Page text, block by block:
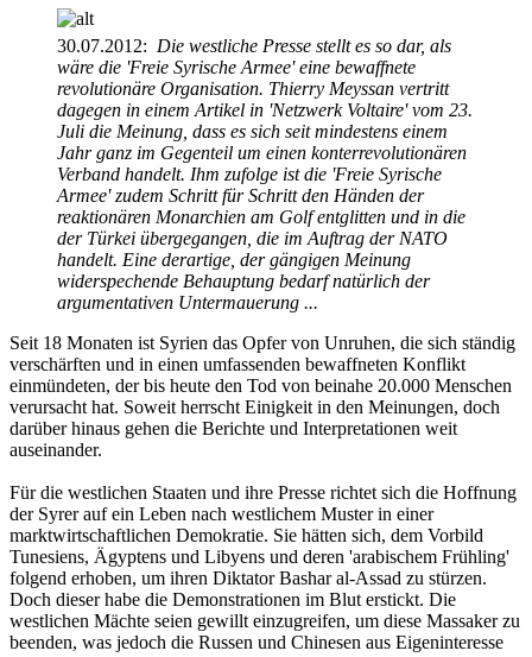
30.07.2012: Die westliche Presse stellt es so dar, als
wäre die 'Freie Syrische Armee' eine bewaffnete
revolutionäre Organisation. Thierry Meyssan vertritt
dagegen in einem Artikel in 'Netzwerk Voltaire' vom 23.
Juli die Meinung, dass es sich seit mindestens einem
Jahr ganz im Gegenteil um einen konterrevolutionären
Verband handelt. Ihm zufolge ist die 'Freie Syrische
Armee' zudem Schritt für Schritt den Händen der
reaktionären Monarchien am Golf entglitten und in die
der Türkei übergegangen, die im Auftrag der NATO
handelt. Eine derartige, der gängigen Meinung
widerspechende Behauptung bedarf natürlich der
argumentativen Untermauerung ...
Seit 18 Monaten ist Syrien das Opfer von Unruhen, die sich ständig
verschärften und in einen umfassenden bewaffneten Konflikt
einmündeten, der bis heute den Tod von beinahe 20.000 Menschen
verursacht hat. Soweit herrscht Einigkeit in den Meinungen, doch
darüber hinaus gehen die Berichte und Interpretationen weit
auseinander.
Für die westlichen Staaten und ihre Presse richtet sich die Hoffnung
der Syrer auf ein Leben nach westlichem Muster in einer
marktwirtschaftlichen Demokratie. Sie hätten sich, dem Vorbild
Tunesiens, Ägyptens und Libyens und deren 'arabischem Frühling'
folgend erhoben, um ihren Diktator Bashar al-Assad zu stürzen.
Doch dieser habe die Demonstrationen im Blut erstickt. Die
westlichen Mächte seien gewillt einzugreifen, um diese Massaker zu
beenden, was jedoch die Russen und Chinesen aus Eigeninteresse